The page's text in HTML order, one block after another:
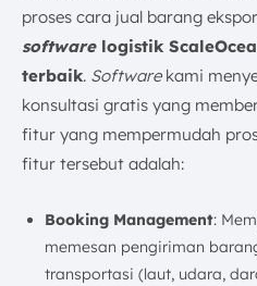
proses cara jual barang
softwarelogistik
terbaik. Softwarekami
konsultasi gratis yang
fitur yang mempermudah
fitur tersebut adalah:
Booking Management:
memesan pengiriman
transportasi (laut, udara,